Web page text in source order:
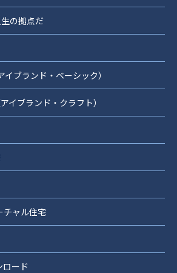
の拠点だ
ブランド・ベーシック）
イブランド・クラフト）
チャル住宅
ード